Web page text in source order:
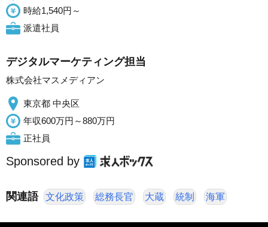
時給1,540円～
派遣社員
デジタルマーケティング担当
株式会社マスメディアン
東京都 中央区
年収600万円～880万円
正社員
Sponsored by
関連語 文化政策 総務長官 大蔵 統制 海軍